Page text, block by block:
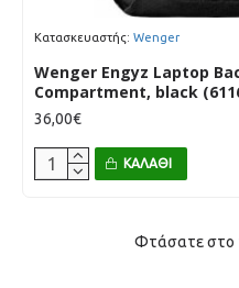
Κατασκευαστής: Wenger
Wenger Engyz Laptop
Compartment, black
36,00€
ΚΑΛΆΘΙ
Φτάσατε στο